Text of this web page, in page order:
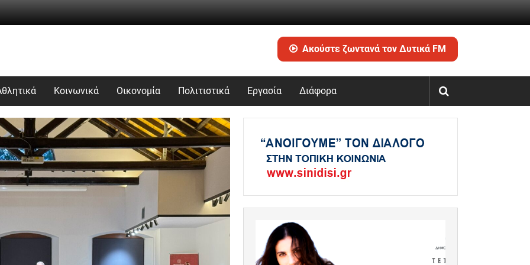
Ακούστε ζωντανά τον Δυτικά FM
Κοινωνικά Οικονομία Πολιτιστικά Εργασία Διάφορα